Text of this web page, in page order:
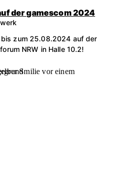
der gamescom 2024
zum 25.08.2024 auf der
NRW in Halle 10.2!